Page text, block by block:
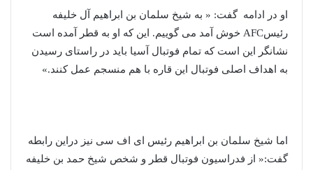
او در ادامه گفت: « به شیخ سلمان بن ابراهیم آل خلیفه
رئیسAFC خوش آمد می گوییم. این که او به قطر آمده است
نشانگر این است که تمام فوتبال آسیا باید در راستای رسیدن
به اهداف اصلی فوتبال این قاره با هم منسجم عمل کنند.»
اما شیخ سلمان بن ابراهیم رئیس ای اف سی نیز دراین رابطه
گفت:« از فدراسیون فوتبال قطر و شخص شیخ حمد بن خلیفه